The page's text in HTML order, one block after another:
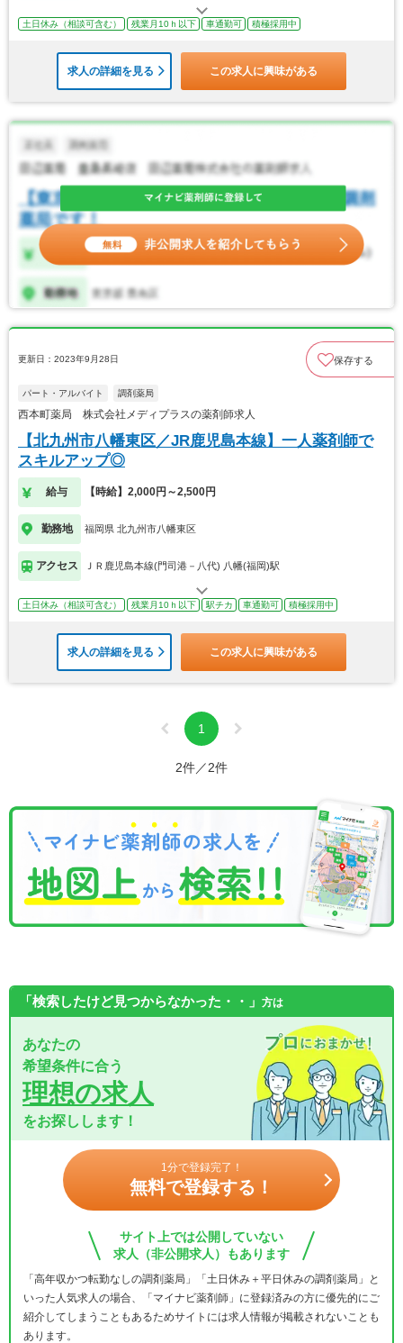
土日休み（相談可含む） 残業月10ｈ以下 車通勤可 積極採用中
求人の詳細を見る この求人に興味がある
更新日：2023年9月28日 保存する
パート・アルバイト 調剤薬局
西本町薬局 株式会社メディプラスの薬剤師求人
【北九州市八幡東区／JR鹿児島本線】一人薬剤師で
スキルアップ◎
給与 【時給】2,000円～2,500円
勤務地 福岡県 北九州市八幡東区
アクセス ＪＲ鹿児島本線(門司港－八代) 八幡(福岡)駅
土日休み（相談可含む） 残業月10ｈ以下 駅チカ 車通勤可 積極採用中
求人の詳細を見る この求人に興味がある
1
2件／2件
「検索したけど見つからなかった・・」 方は
あなたの
希望条件に合う
理想の求人
をお探しします！
1分で登録完了！
無料で登録する！
サイト上では公開していない
求人（非公開求人）もあります
「高年収かつ転勤なしの調剤薬局」「土日休み＋平日休みの調剤薬局」と
いった人気求人の場合、「マイナビ薬剤師」に登録済みの方に優先的にご
紹介してしまうこともあるためサイトには求人情報が掲載されないことも
あります。